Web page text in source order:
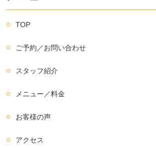
TOP
ご予約／お問い合わせ
スタッフ紹介
メニュー／料金
お客様の声
アクセス